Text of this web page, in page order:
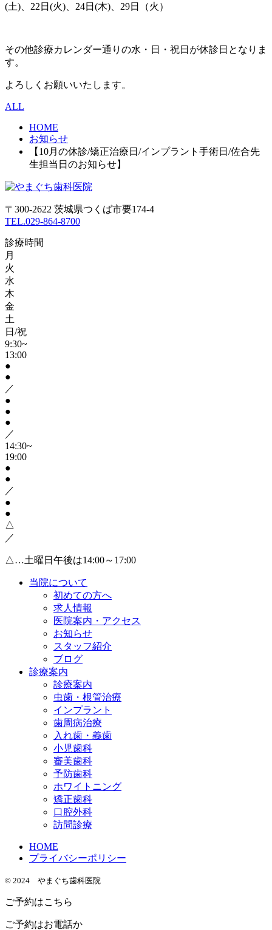
(土)、22日(火)、24日(木)、29日（火）
その他診療カレンダー通りの水・日・祝日が休診日となりま
す。
よろしくお願いいたします。
ALL
HOME
お知らせ
【10月の休診/矯正治療日/インプラント手術日/佐合先
生担当日のお知らせ】
〒300-2622 茨城県つくば市要174-4
TEL.029-864-8700
診療時間
月
火
水
木
金
土
日/祝
9:30~
13:00
●
●
／
●
●
●
／
14:30~
19:00
●
●
／
●
●
△
／
△…土曜日午後は14:00～17:00
当院について
初めての方へ
求人情報
医院案内・アクセス
お知らせ
スタッフ紹介
ブログ
診療案内
診療案内
虫歯・根管治療
インプラント
歯周病治療
入れ歯・義歯
小児歯科
審美歯科
予防歯科
ホワイトニング
矯正歯科
口腔外科
訪問診療
HOME
プライバシーポリシー
© 2024 やまぐち歯科医院
ご予約はこちら
ご予約はお電話か